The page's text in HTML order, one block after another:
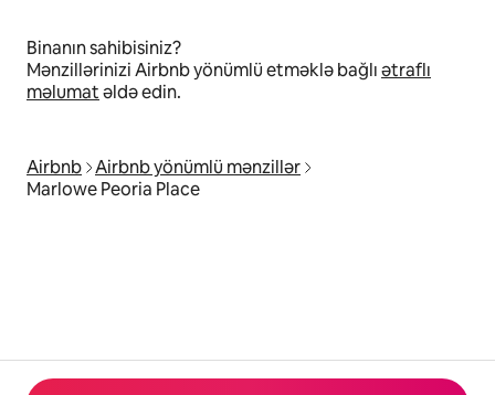
Binanın sahibisiniz?
Mənzillərinizi Airbnb yönümlü etməklə bağlıətraflı
məlumatəldə edin.
Airbnb Airbnb yönümlü mənzillər
Marlowe Peoria Place